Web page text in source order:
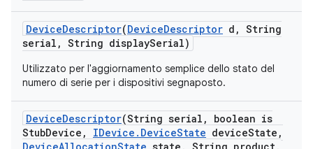
DeviceDescriptor(DeviceDescriptor d , String
serial , String displaySerial)
Utilizzato per l'aggiornamento semplice dello stato del
numero di serie per i dispositivi segnaposto.
DeviceDescriptor(String serial ,
boolean is
StubDevice , IDevice . DeviceState deviceState ,